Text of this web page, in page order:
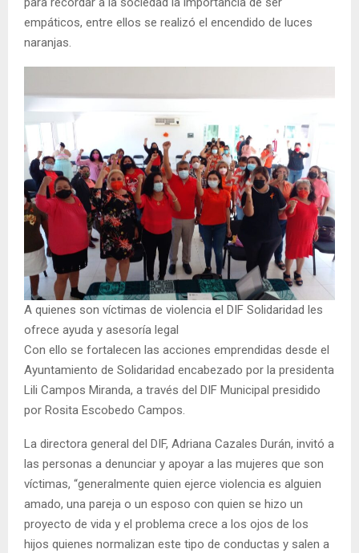
empáticos, entre ellos se realizó el encendido de luces
naranjas.
A quienes son víctimas de violencia el DIF Solidaridad les
ofrece ayuda y asesoría legal
Con ello se fortalecen las acciones emprendidas desde el
Ayuntamiento de Solidaridad encabezado por la presidenta
Lili Campos Miranda, a través del DIF Municipal presidido
por Rosita Escobedo Campos.
La directora general del DIF, Adriana Cazales Durán, invitó a
las personas a denunciar y apoyar a las mujeres que son
víctimas, “generalmente quien ejerce violencia es alguien
amado, una pareja o un esposo con quien se hizo un
proyecto de vida y el problema crece a los ojos de los
hijos quienes normalizan este tipo de conductas y salen a